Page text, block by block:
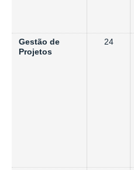
Gestão de
Projetos
24